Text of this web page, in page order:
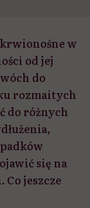
w
od jej
do
rozmaitych
do różnych
się na
jeszcze